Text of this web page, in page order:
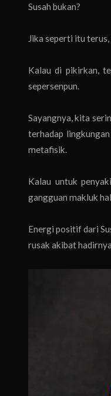
Susah bukan?
Jika seperti itu
Kalau di pikirkan,
sepersenpun.
Sayangnya, kita
terhadap
metafisik.
Kalau untuk
gangguan makluk
Energi positif dari
rusak akibat